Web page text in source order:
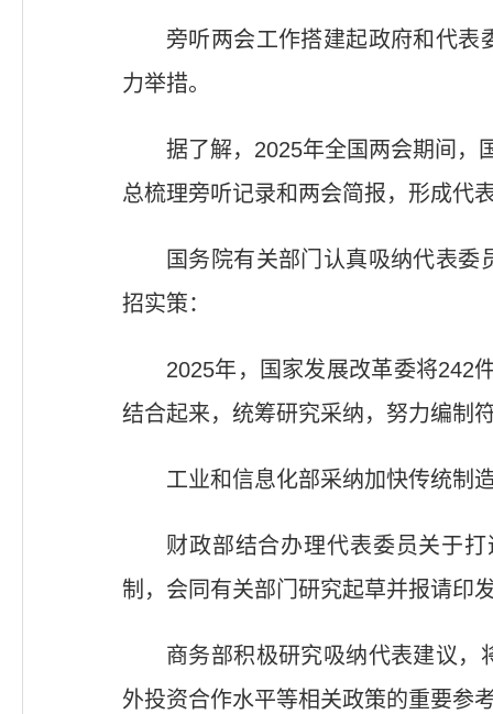
旁听两会工作搭建起政府和代表
力举措。
据了解，2025年全国两会期间，
总梳理旁听记录和两会简报，形成代
国务院有关部门认真吸纳代表
招实策：
2025年，国家发展改革委将242
结合起来，统筹研究采纳，努力编制
工业和信息化部采纳加快传统制
财政部结合办理代表委员关于
制，会同有关部门研究起草并报请印
商务部积极研究吸纳代表建议，
外投资合作水平等相关政策的重要参